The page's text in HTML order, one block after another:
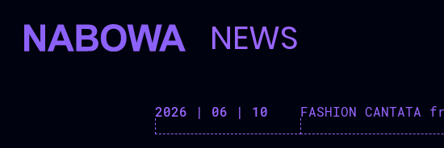
NEWS
2026 | 06 | 10 FASHION CANTATA